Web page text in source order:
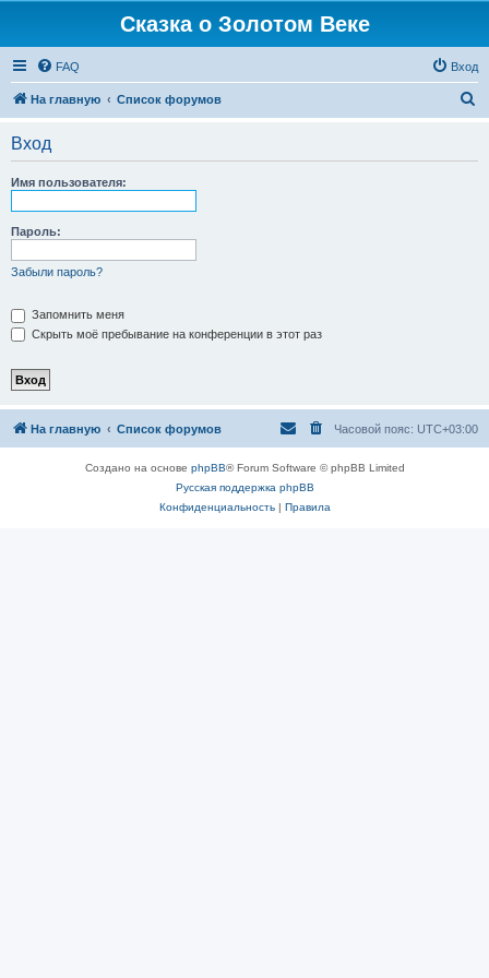
Сказка о Золотом Веке
FAQ Вход
На главную Список форумов
Вход
Имя пользователя:
Пароль:
Забыли пароль?
Запомнить меня
Скрыть моё пребывание на конференции в этот раз
На главную Список форумов Часовой пояс: UTC+03:00
Создано на основе phpBB® Forum Software © phpBB Limited
Русская поддержка phpBB
Конфиденциальность| Правила